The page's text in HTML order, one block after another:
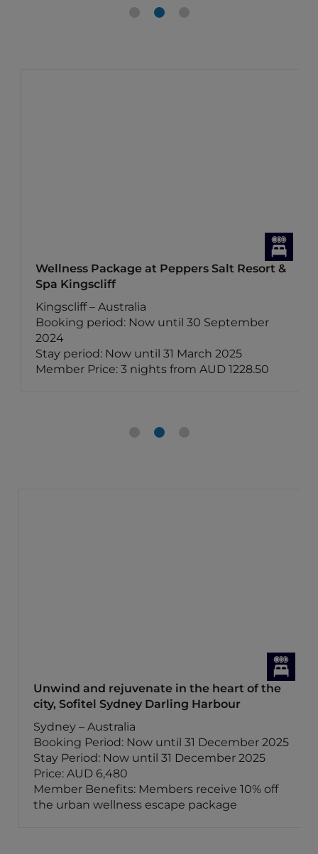
Wellness Package at Peppers Salt Resort &
Spa Kingscliff
Kingscliff – Australia
Booking period: Now until 30 September
2024
Stay period: Now until 31 March 2025
Member Price: 3 nights from AUD 1228.50
Unwind and rejuvenate in the heart of the
city, Sofitel Sydney Darling Harbour
Sydney – Australia
Booking Period: Now until 31 December 2025
Stay Period: Now until 31 December 2025
Price: AUD 6,480
Member Benefits: Members receive 10% off
the urban wellness escape package